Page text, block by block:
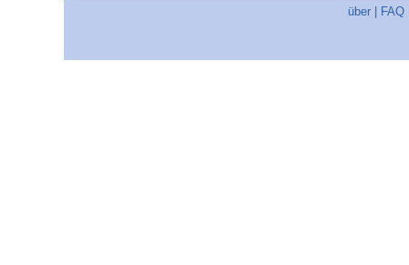
über FAQ